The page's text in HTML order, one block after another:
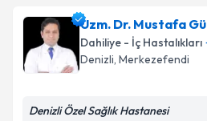
Prof. Dr. Elmas Kasapiçin
oluşturun. Size bu uzmandan
takvim hazırlandığında e-
Uzm. Dr. Mustafa
Dahiliye - İç Hastalıkları
Denizli, Merkezefendi
Denizli Özel Sağlık Hastanesi